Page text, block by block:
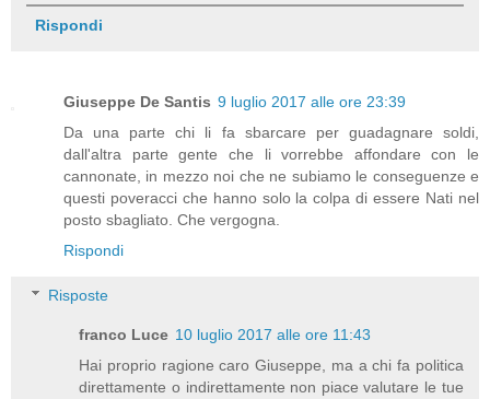
Rispondi
Giuseppe De Santis 9 luglio 2017 alle ore 23:39
Da una parte chi li fa sbarcare per guadagnare soldi,
dall'altra parte gente che li vorrebbe affondare con le
cannonate, in mezzo noi che ne subiamo le conseguenze e
questi poveracci che hanno solo la colpa di essere Nati nel
posto sbagliato. Che vergogna.
Rispondi
Risposte
franco Luce 10 luglio 2017 alle ore 11:43
Hai proprio ragione caro Giuseppe, ma a chi fa politica
direttamente o indirettamente non piace valutare le tue